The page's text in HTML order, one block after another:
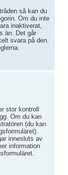
så kan du
Om du inte
inaktiverat,
än. Det går
svara på den.
stor kontroll
Om du kan
(du kan
innesluts av
information